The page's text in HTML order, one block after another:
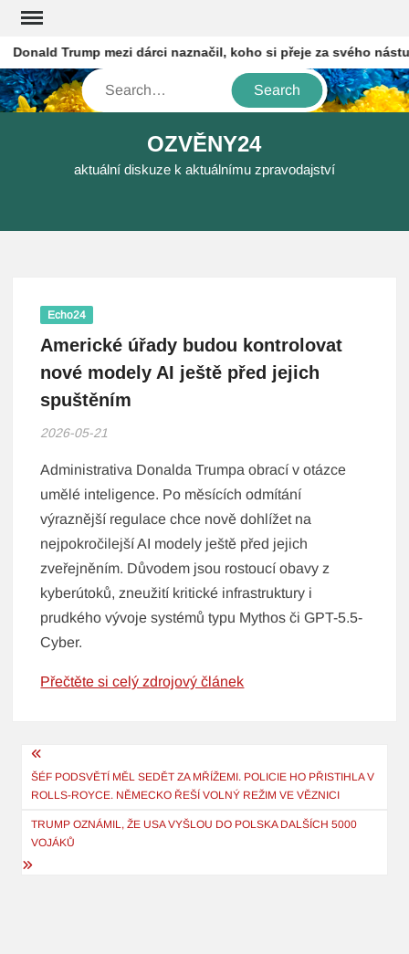
Skip
content
Trump mezi dárci naznačil, koho si přeje za svého
Search
OZVĚNY24
aktuální diskuze k aktuálnímu zpravodajství
Echo24
Americké úřady budou kontrolovat
nové modely AI ještě před jejich
spuštěním
2026-05-21
Administrativa Donalda Trumpa obrací v otázce
umělé inteligence. Po měsících odmítání
výraznější regulace chce nově dohlížet na
nejpokročilejší AI modely ještě před jejich
zveřejněním. Důvodem jsou rostoucí obavy z
kyberútoků, zneužití kritické infrastruktury i
prudkého vývoje systémů typu Mythos či GPT-5.5-
Cyber.
Přečtěte si celý zdrojový článek
Navigace
pro
příspěvek
ŠÉF PODSVĚTÍ MĚL SEDĚT ZA MŘÍŽEMI. POLICIE HO PŘISTIHLA V
ROLLS-ROYCE. NĚMECKO ŘEŠÍ VOLNÝ REŽIM VE VĚZNICI
TRUMP OZNÁMIL, ŽE USA VYŠLOU DO POLSKA DALŠÍCH 5000
VOJÁKŮ